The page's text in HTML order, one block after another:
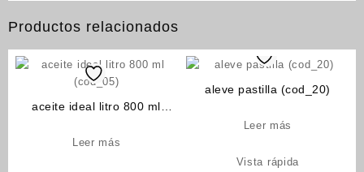
Productos relacionados
aceite ideal litro 800 ml
Leer más
aleve pastilla (cod_20)
Leer más
Vista rápida